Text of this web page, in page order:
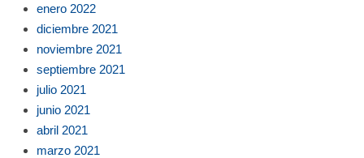
enero 2022
diciembre 2021
noviembre 2021
septiembre 2021
julio 2021
junio 2021
abril 2021
marzo 2021